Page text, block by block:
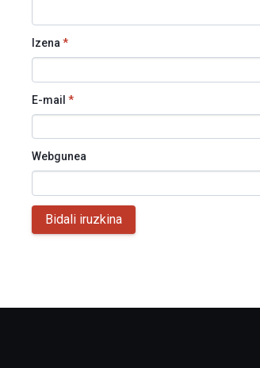
Izena*
E-mail*
Webgunea
Bidali iruzkina